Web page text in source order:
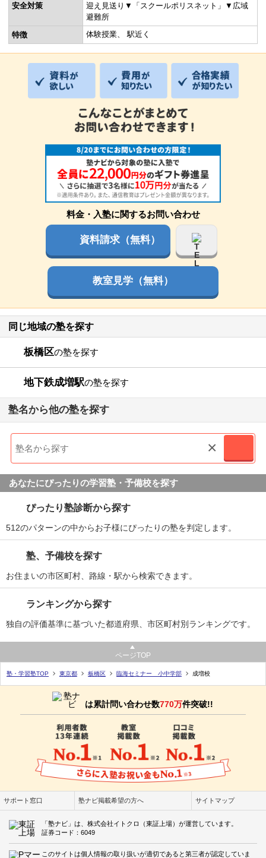
安全対策
迎え見送り▼「スクールポリスネット」▼広域
避難所
特徴
体験授業 駅近く
料金・入塾に関するお問い合わせ
資料請求（無料）
教室見学（無料）
同じ地域の塾を探す
板橋区の塾を探す
地下鉄成増駅の塾を探す
塾名から他の塾を探す
×
あなたにぴったりの学習塾・予備校を探す
ぴったり塾診断から探す
512のパターンの中からお子様にぴったりの塾を判定します。
塾、予備校を探す
お住まいの市区町村、路線・駅から検索できます。
ランキングから探す
独自の評価基準に基づいた都道府県、市区町村別ランキングです。
ページTOP
塾・学習塾TOP 東京都 板橋区 臨海セミナー 小中学部 成増校
は累計問い合わせ数770万件突破!!
サポート窓口 塾ナビ掲載希望の方へ サイトマップ
「塾ナビ」は、株式会社イトクロ（東証上場）が運営しています。
証券コード：6049
このサイトは個人情報の取り扱いが適切であると第三者が認定していま